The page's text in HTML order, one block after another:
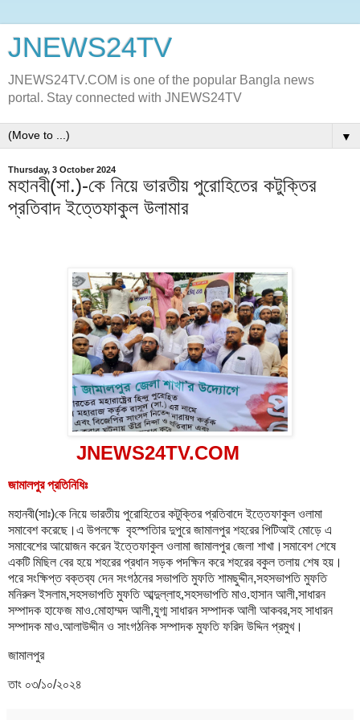
JNEWS24TV
JNEWS24TV.COM is one of the popular Bangla news
portal. Stay connected with JNEWS24TV
▼
Thursday, 3 October 2024
মহানবী(সা.)-কে নিয়ে ভারতীয় পুরোহিতের কটুক্তির
প্রতিবাদ ইত্তেফাকুল উলামার
JNEWS24TV.COM
জামালপুর প্রতিনিধিঃ
মহানবী(সাঃ)কে নিয়ে ভারতীয় পুরোহিতের কটুক্তির প্রতিবাদে ইত্তেফাকুল ওলামা
সমাবেশ করেছে।এ উপলক্ষে বৃহস্পতিার দুপুরে জামালপুর শহরের পিটিআই মোড়ে এ
সমাবেশের আয়োজন করেন ইত্তেফাকুল ওলামা জামালপুর জেলা শাখা।সমাবেশ শেষে
একটি মিছিল বের হয়ে শহরের প্রধান সড়ক পদক্ষিন করে শহরের বকুল তলায় শেষ হয়।
পরে সংক্ষিপ্ত বক্তব্য দেন সংগঠনের সভাপতি মুফতি শামছুদ্দীন,সহসভাপতি মুফতি
মনিরুল ইসলাম,সহসভাপতি মুফতি আব্দুল্লাহ,সহসভাপতি মাও.হাসান আলী,সাধারন
সম্পাদক হাফেজ মাও.মোহাম্মদ আলী,যুগ্ম সাধারন সম্পাদক আলী আকবর,সহ সাধারন
সম্পাদক মাও.আলাউদ্দীন ও সাংগঠনিক সম্পাদক মুফতি ফরিদ উদ্দিন প্রমুখ।
জামালপুর
তাং ০৩/১০/২০২৪